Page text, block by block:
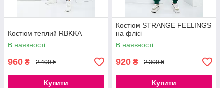
Костюм теплий RBKKA
В наявності
960 ₴ 2 400 ₴
Купити
Костюм STRANGE FEELINGS
на флісі
В наявності
920 ₴ 2 300 ₴
Купити